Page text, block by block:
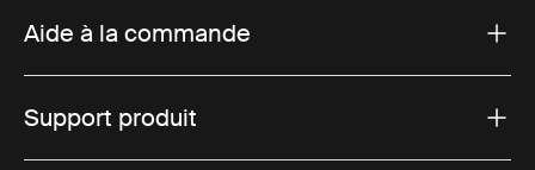
Aide à la commande
Support produit